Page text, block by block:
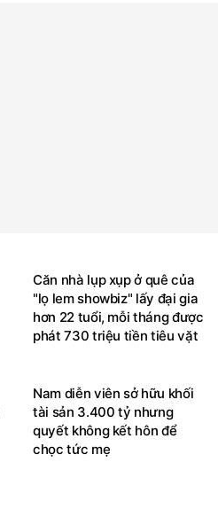
Căn nhà lụp xụp ở quê của
"lọ lem showbiz" lấy đại gia
hơn 22 tuổi, mỗi tháng được
phát 730 triệu tiền tiêu vặt
Nam diễn viên sở hữu khối
tài sản 3.400 tỷ nhưng
quyết không kết hôn để
chọc tức mẹ